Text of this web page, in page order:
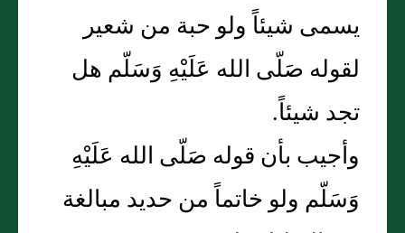
يسمى شيئاً ولو حبة من شعير
لقوله صَلّى الله عَلَيْهِ وَسَلّم هل
تجد شيئاً.
وأجيب بأن قوله صَلّى الله عَلَيْهِ
وَسَلّم ولو خاتماً من حديد مبالغة